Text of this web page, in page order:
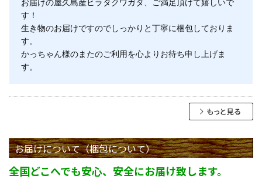
お届けの屋久島産ヒラタクワガタ、ご満足頂けて嬉しいで
す！
生き物のお届けですのでしっかりと丁寧に梱包しておりま
す。
かっちゃん様のまたのご利用を心よりお待ち申し上げま
す。
お届けについて（梱包について）
全国どこへでも安心、安全にお届け致します。